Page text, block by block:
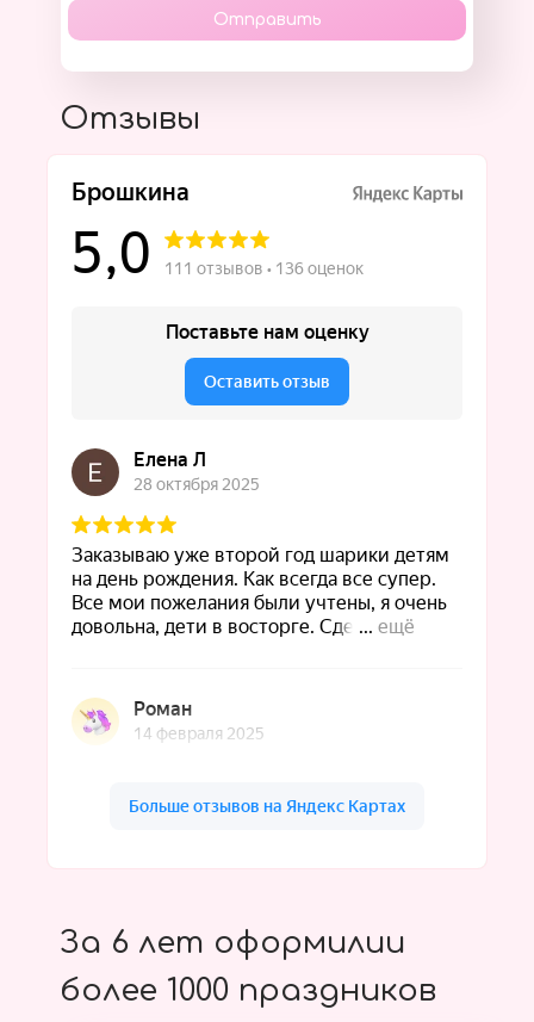
Отправить
Отзывы
За 6 лет оформилии
более 1000 праздников